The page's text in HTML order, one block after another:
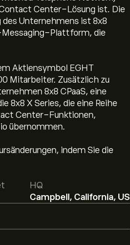
Center-Lösung ist. Die
Unternehmens ist 8x8
Messaging-Plattform, die
Aktiensymbol EGHT
Mitarbeiter. Zusätzlich zu
8x8 CPaaS, eine
X Series, die eine Reihe
Center-Funktionen,
übernommen.
indem Sie die
HQ
Campbell, California, US